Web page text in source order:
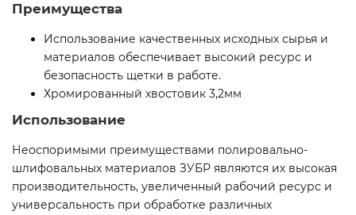
Преимущества
Использование качественных исходных сырья и
материалов обеспечивает высокий ресурс и
безопасность щетки в работе.
Хромированный хвостовик 3,2мм
Использование
Неоспоримыми преимуществами полировально-
шлифовальных материалов ЗУБР являются их высокая
производительность, увеличенный рабочий ресурс и
универсальность при обработке различных